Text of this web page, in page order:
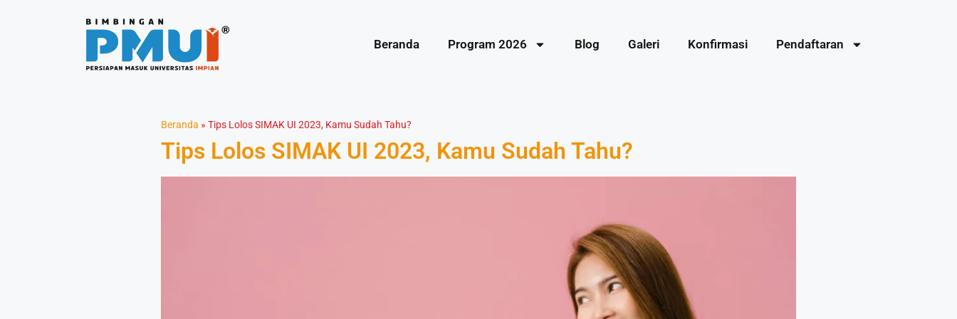
Beranda Program 2026 Blog Galeri Konfirmasi Pendaftaran
Beranda » Tips Lolos SIMAK UI 2023, Kamu Sudah Tahu?
Tips Lolos SIMAK UI 2023, Kamu Sudah Tahu?